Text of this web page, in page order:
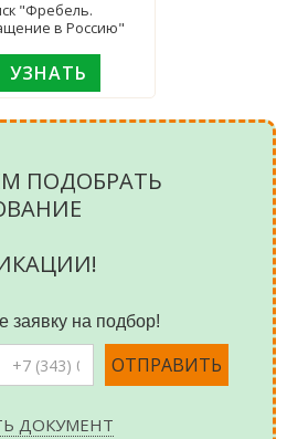
"Фребель.
в Россию"
УЗНАТЬ
ПОДОБРАТЬ
заявку на подбор!
ДОКУМЕНТ